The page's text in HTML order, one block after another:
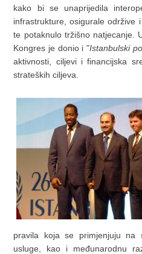
kako bi se unaprijedila
infrastrukture, osigurale održive
te potaknulo tržišno natjecanje.
Kongres je donio i "Istanbulski
aktivnosti, ciljevi i financijska
strateških ciljeva.
pravila koja se primjenjuju na
usluge, kao i međunarodnu